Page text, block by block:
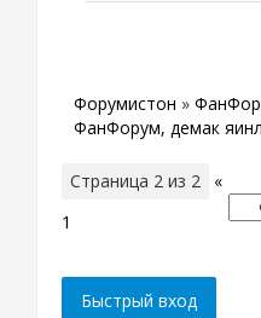
Форумистон »
ФанФорум, демак
Страница 2 из 2
«
1